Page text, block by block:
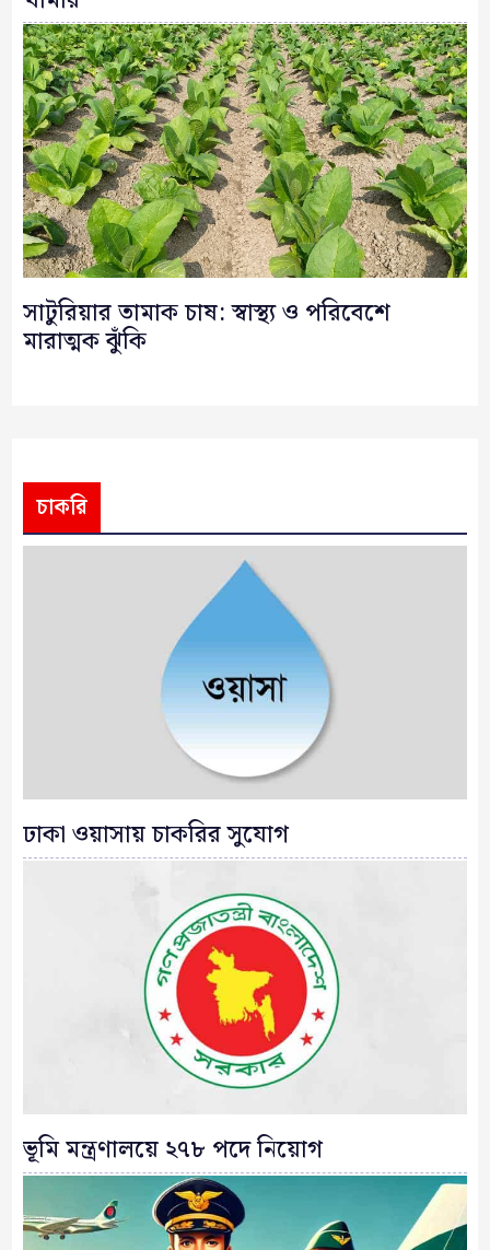
সাটুরিয়ার তামাক চাষ: স্বাস্থ্য ও পরিবেশে
মারাত্মক ঝুঁকি
চাকরি
ঢাকা ওয়াসায় চাকরির সুযোগ
ভূমি মন্ত্রণালয়ে ২৭৮ পদে নিয়োগ